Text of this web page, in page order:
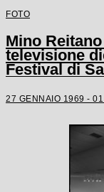
FOTO
Mino
televisione
Festival di
27 GENNAIO 1969 -